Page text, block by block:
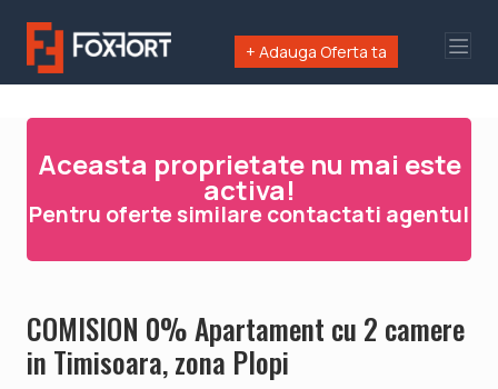
+ Adauga Oferta ta
Aceasta proprietate nu mai este
activa!
Pentru oferte similare contactati agentul
COMISION 0% Apartament cu 2 camere
in Timisoara, zona Plopi